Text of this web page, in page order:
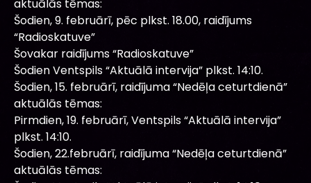
aktuālās tēmas:
Šodien, 9. februārī, pēc plkst. 18.00, raidījums
“Radioskatuve”
Šovakar raidījums “Radioskatuve”
Šodien Ventspils “Aktuālā intervija” plkst. 14:10.
Šodien, 15. februārī, raidījuma “Nedēļa ceturtdienā”
aktuālās tēmas:
Pirmdien, 19. februārī, Ventspils “Aktuālā intervija”
plkst. 14:10.
Šodien, 22.februārī, raidījuma “Nedēļa ceturtdienā”
aktuālās tēmas: